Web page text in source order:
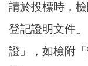
請於投標時，
登記證明文件
證」，如檢附